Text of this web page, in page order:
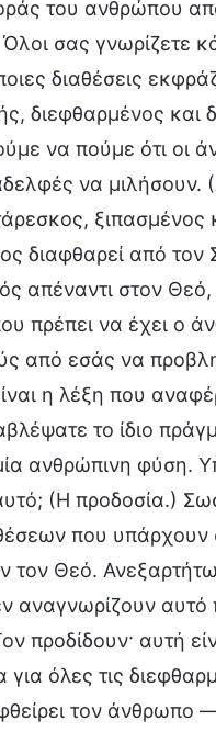
του ανθρώπου
σας γνωρίζετε
διαθέσεις
διεφθαρμένος και
να πούμε ότι οι
να
ξιπασμένος
διαφθαρεί από τον
απέναντι στον
πρέπει να έχει ο
από εσάς να
η λέξη που
το ίδιο
ανθρώπινη φύση.
(Η προδοσία.)
που
τον Θεό.
αναγνωρίζουν
προδίδουν· αυτή
για όλες τις
τον